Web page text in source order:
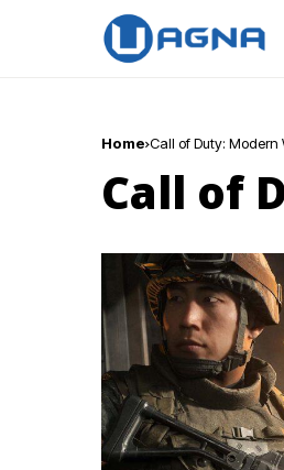
Home Call of Duty: Modern
Call of